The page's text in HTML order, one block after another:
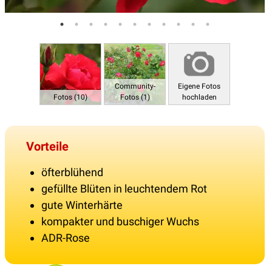
Fotos (10)
Community-
Fotos (1)
Eigene Fotos
hochladen
Vorteile
öfterblühend
gefüllte Blüten in leuchtendem Rot
gute Winterhärte
kompakter und buschiger Wuchs
ADR-Rose